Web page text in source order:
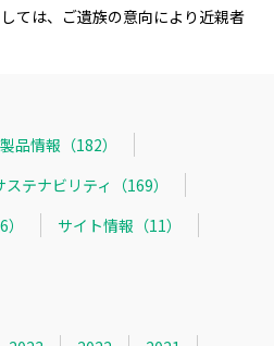
ては、ご遺族の意向により近親者
品情報（182）
ステナビリティ（169）
サイト情報（11）